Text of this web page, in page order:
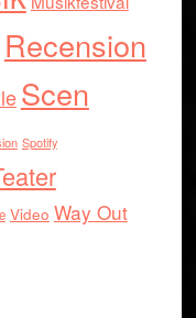
Recension
Scen
Spotify
Video Way Out